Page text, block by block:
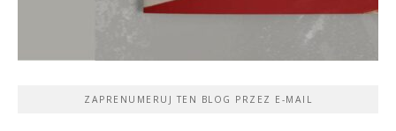
ZAPRENUMERUJ TEN BLOG PRZEZ E-MAIL